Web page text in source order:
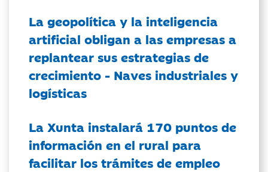
La geopolítica y la inteligencia
artificial obligan a las empresas a
replantear sus estrategias de
crecimiento - Naves industriales y
logísticas
La Xunta instalará 170 puntos de
información en el rural para
facilitar los trámites de empleo